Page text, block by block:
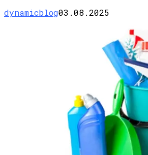
dynamicblog03.08.2025